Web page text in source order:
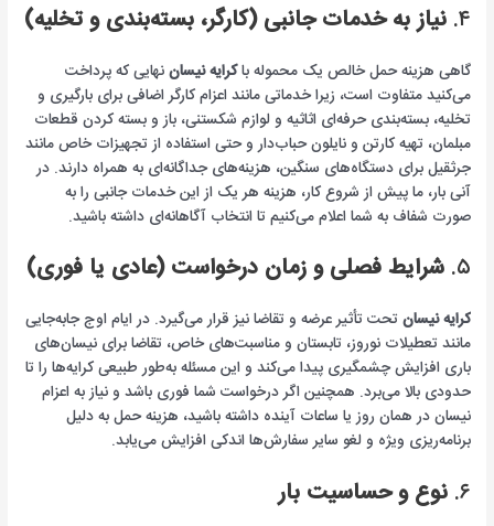
۴. نیاز به خدمات جانبی (کارگر، بسته‌بندی و تخلیه)
گاهی هزینه حمل خالص یک محموله باکرایه نیساننهایی که پرداخت
می‌کنید متفاوت است، زیرا خدماتی مانند اعزام کارگر اضافی برای بارگیری و
تخلیه، بسته‌بندی حرفه‌ای اثاثیه و لوازم شکستنی، باز و بسته کردن قطعات
مبلمان، تهیه کارتن و نایلون حباب‌دار و حتی استفاده از تجهیزات خاص مانند
جرثقیل برای دستگاه‌های سنگین، هزینه‌های جداگانه‌ای به همراه دارند. در
آنی بار، ما پیش از شروع کار، هزینه هر یک از این خدمات جانبی را به
صورت شفاف به شما اعلام می‌کنیم تا انتخاب آگاهانه‌ای داشته باشید.
۵. شرایط فصلی و زمان درخواست (عادی یا فوری)
کرایه نیسان تحت تأثیر عرضه و تقاضا نیز قرار می‌گیرد. در ایام اوج جابه‌جایی
مانند تعطیلات نوروز، تابستان و مناسبت‌های خاص، تقاضا برای نیسان‌های
باری افزایش چشمگیری پیدا می‌کند و این مسئله به‌طور طبیعی کرایه‌ها را تا
حدودی بالا می‌برد. همچنین اگر درخواست شما فوری باشد و نیاز به اعزام
نیسان در همان روز یا ساعات آینده داشته باشید، هزینه حمل به دلیل
برنامه‌ریزی ویژه و لغو سایر سفارش‌ها اندکی افزایش می‌یابد.
۶. نوع و حساسیت بار